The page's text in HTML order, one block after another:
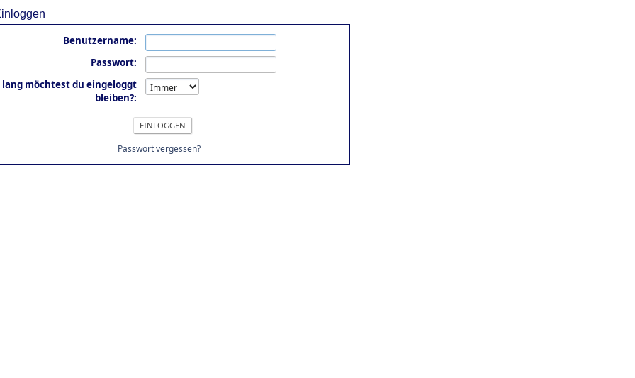
Benutzername:
Passwort:
lang möchtest du eingeloggt
bleiben?:
Passwort vergessen?